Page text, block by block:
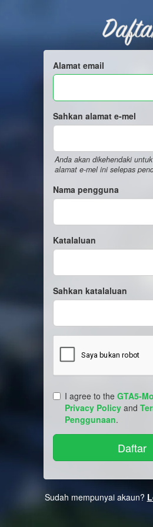
Alamat email
Sahkan alamat e-mel
Anda akan dikehendaki
alamat e-mel ini selepas
Nama pengguna
Katalaluan
Sahkan katalaluan
I agree to the GTA5-
Privacy Policy and
Penggunaan.
Sudah mempunyai akaun?